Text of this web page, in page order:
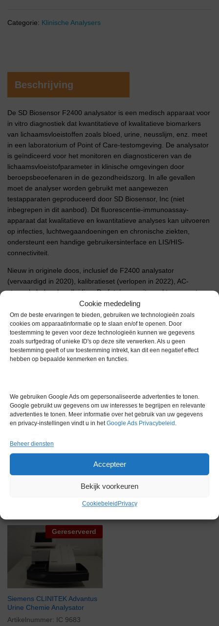
Cookie mededeling
Om de beste ervaringen te bieden, gebruiken we technologieën zoals
cookies om apparaatinformatie op te slaan en/of te openen. Door
toestemming te geven voor deze technologieën kunnen we gegevens
zoals surfgedrag of unieke ID's op deze site verwerken. Als u geen
toestemming geeft of uw toestemming intrekt, kan dit een negatief effect
hebben op bepaalde kenmerken en functies.
We gebruiken Google Ads om gepersonaliseerde advertenties te tonen.
Google gebruikt uw gegevens om uw interesses te begrijpen en relevante
advertenties te tonen. Meer informatie over het gebruik van uw gegevens
en privacy-instellingen vindt u in hetGoogle Ads Privacybeleid .
Beheer diensten
Accepteer
Bekijk voorkeuren
Cookiebeleid Privacy
Categorie: Klinische Analysers
Beschrijving
De SD Biosensor F2400 analysator is een medisch apparaat voor
in vitro diagnostiek dat kwantitatieve of kwalitatieve biomarkers
van lichaamsvloeistoffen zoals bloed, urine, neusslijm, enz. meet
in een laboratorium of Point of Care-testomgeving. De analysator
is geïndiceerd voor het monitoren en diagnosticeren van de
lichaamsvloeistofparameter in klinische omgevingen door
beroepsbeoefenaren in de gezondheidszorg. In alle gevallen
moet de analyser worden gebruikt met aangewezen
testapparaten geproduceerd door SD Biosensor, Inc (niet
inbegrepen in dit aanbod). Dit fluorescentie-immunoassay-
apparaat dat kwalitatieve en kwantitatieve analyses kan uitvoeren
op infecties, luchtwegaandoeningen en chronische ziekten,
ondersteunt een handige gebruikersinterface en LIS/HIS-
connectiviteit.
Nieuw in originele doos, inclusief de F2400 analysator
(vervaardigd in 2020), kalibratieset (verlopen in 2022), AC-
stroomkabel en handleiding. De foto’s van uitgepakte apparatuur
zijn van een andere analysator uit dezelfde productieserie.
Extra informatie
Gewicht 0,0 kg
Conditie Nieuw in doos
Merk Overige merken
Gerelateerde producten
Gereserveerd
Siemens CLINITEK Advantus
Urine Chemie Analysator
Artikelnummer: IC 9683